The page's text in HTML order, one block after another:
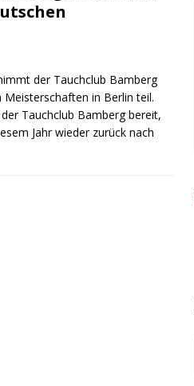
der Tauchclub Bamberg
in Berlin teil.
Tauchclub Bamberg bereit,
Jahr wieder zurück nach